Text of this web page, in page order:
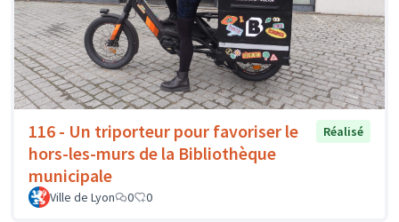
116 - Un triporteur pour favoriser le
hors-les-murs de la Bibliothèque
municipale
Réalisé
Ville de Lyon 0 0